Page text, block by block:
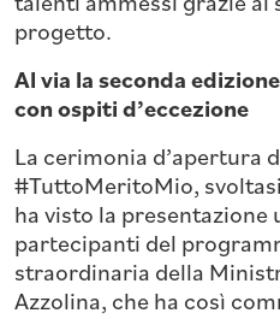
progetto.
Al via la seconda
con ospiti d’eccezione
La cerimonia d’apertura
#TuttoMeritoMio,
ha visto la presentazione
partecipanti del
straordinaria della
Azzolina, che ha così